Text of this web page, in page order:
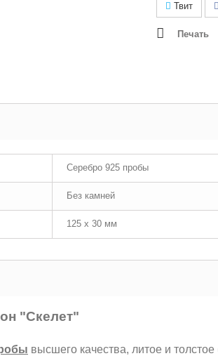
Твит
Печать
Серебро 925 пробы
Без камней
125 х 30 мм
"Скелет"
высшего качества, литое и